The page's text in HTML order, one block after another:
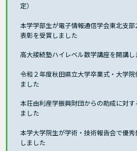
定）
本学学部生が電子情報通信学会東北支
表彰を受賞しました
高大接続塾ハイレベル数学講座を開講し
令和２年度秋田県立大学卒業式・大学
ました
本荘由利産学振興財団からの助成に対
ました
本学大学院生が学術・技術報告会で優
しました